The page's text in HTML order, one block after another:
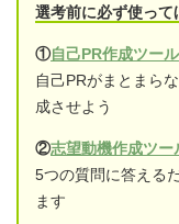
選考前に必ず使って
①自己PR作成ツール
自己PRがまとまら
成させよう
②志望動機作成ツー
5つの質問に答える
ます